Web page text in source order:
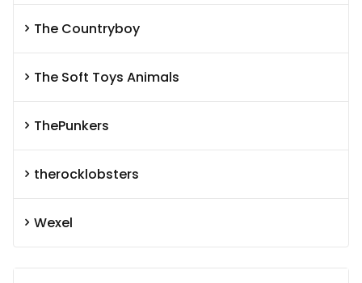
The Countryboy
The Soft Toys Animals
ThePunkers
therocklobsters
Wexel